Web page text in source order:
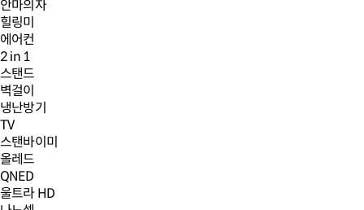
안마의자
힐링미
에어컨
2 in 1
스탠드
벽걸이
냉난방기
TV
스탠바이미
올레드
QNED
울트라 HD